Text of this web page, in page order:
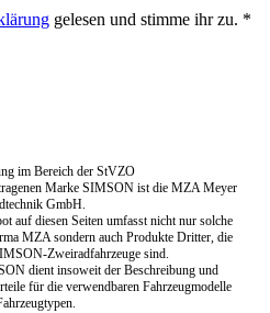
gelesen und stimme ihr zu. *
im Bereich der StVZO
Marke SIMSON ist die MZA Meyer
GmbH.
auf diesen Seiten umfasst nicht nur solche
MZA sondern auch Produkte Dritter, die
Zweiradfahrzeuge sind.
dient insoweit der Beschreibung und
für die verwendbaren Fahrzeugmodelle